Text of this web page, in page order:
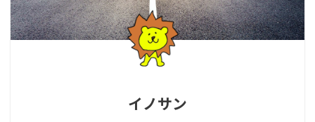
イノサン